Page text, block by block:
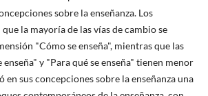
sobre la enseñanza. Los
la mayoría de las vías de cambio se
"Cómo se enseña", mientras que las
y "Para qué se enseña" tienen menor
en sus concepciones sobre la enseñanza una